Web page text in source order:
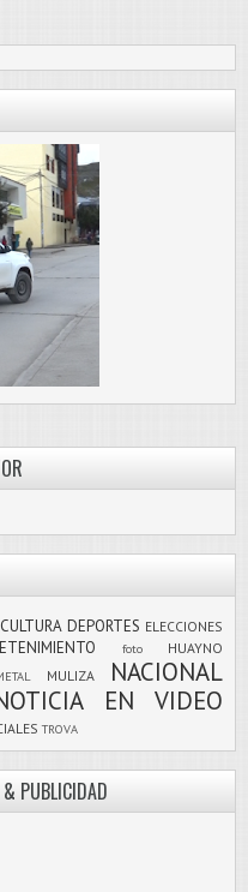
CULTURA DEPORTES ELECCIONES
foto HUAYNO
MULIZA
NACIONAL
EN VIDEO
TROVA
PUBLICIDAD